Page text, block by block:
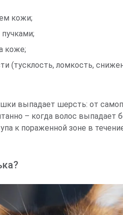
кожи;
коже;
(тусклость, ломкость,
выпадает шерсть: от
– когда волос
к пораженной зоне в